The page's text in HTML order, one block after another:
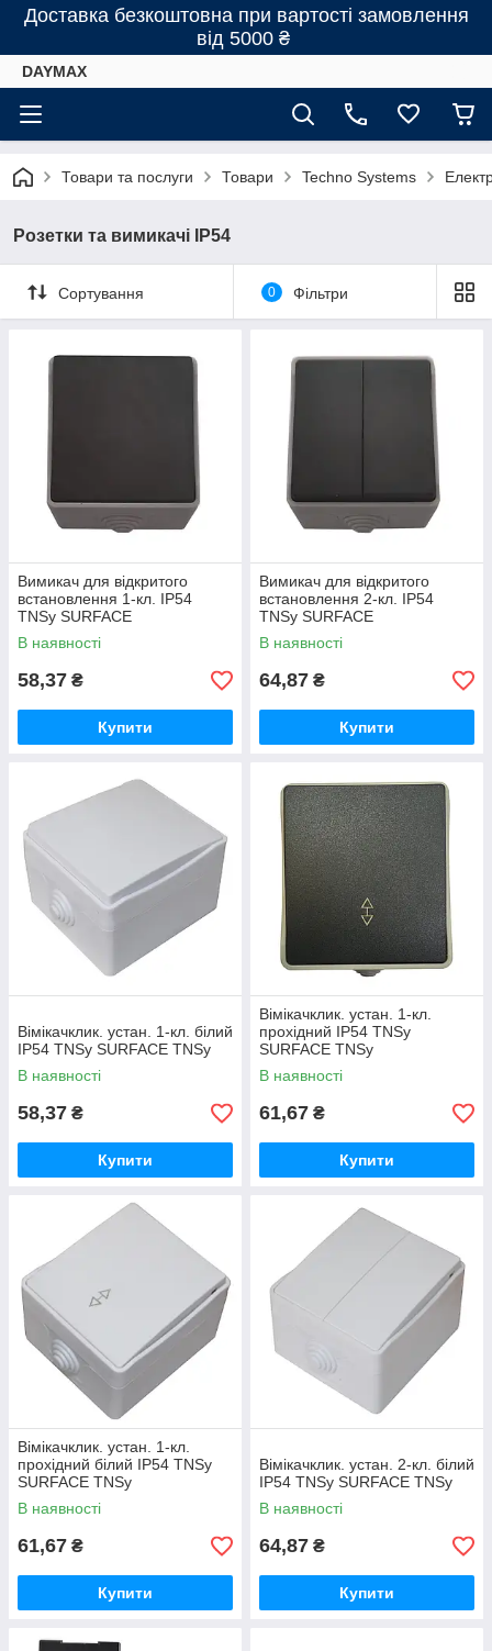
Доставка безкоштовна при вартості замовлення
від 5000 ₴
DAYMAX
Товари та послуги Товари Techno Systems
Розетки та вимикачі IP54
Сортування 0 Фільтри
Вимикач для відкритого
встановлення 1-кл. IP54
TNSy SURFACE
В наявності
58,37 ₴
Купити
Вимикач для відкритого
встановлення 2-кл. IP54
TNSy SURFACE
В наявності
64,87 ₴
Купити
Вімікачклик. устан. 1-кл. білий
IP54 TNSy SURFACE TNSy
В наявності
58,37 ₴
Купити
Вімікачклик. устан. 1-кл.
прохідний IP54 TNSy
SURFACE TNSy
В наявності
61,67 ₴
Купити
Вімікачклик. устан. 1-кл.
прохідний білий IP54 TNSy
SURFACE TNSy
В наявності
61,67 ₴
Купити
Вімікачклик. устан. 2-кл. білий
IP54 TNSy SURFACE TNSy
В наявності
64,87 ₴
Купити